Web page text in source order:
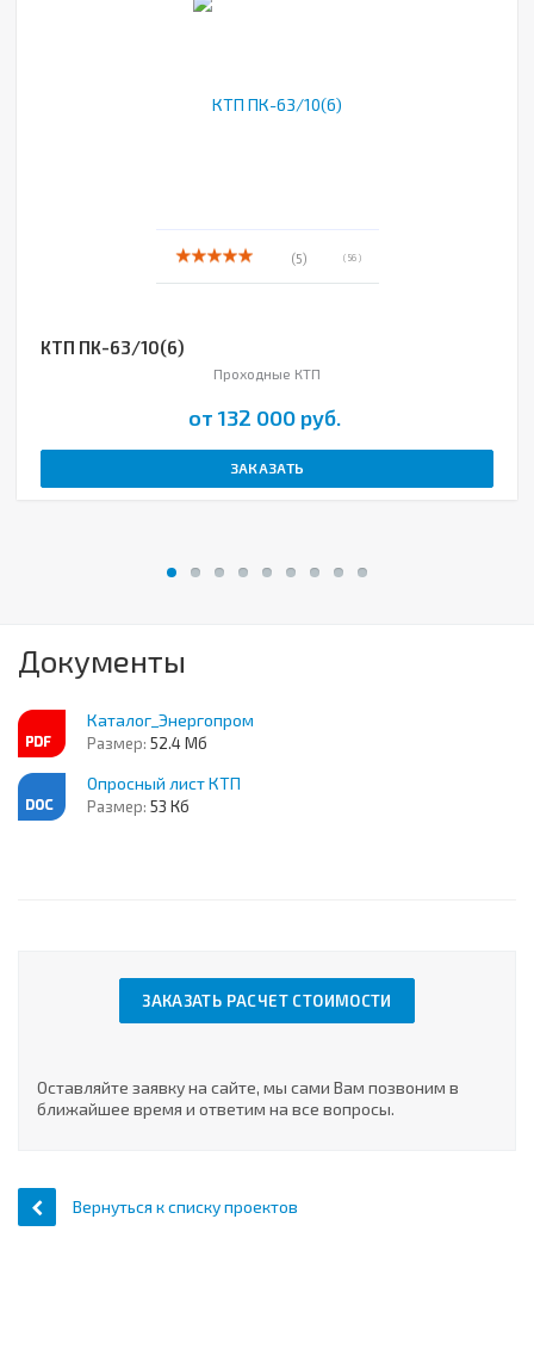
(5) ( 56 )
КТП ПК-63/10(6)
Проходные КТП
от 132 000 руб.
ЗАКАЗАТЬ
Документы
Каталог_Энергопром
Размер: 52.4 Мб
Опросный лист КТП
Размер: 53 Кб
ЗАКАЗАТЬ РАСЧЕТ СТОИМОСТИ
Оставляйте заявку на сайте, мы сами Вам позвоним в
ближайшее время и ответим на все вопросы.
Вернуться к списку проектов